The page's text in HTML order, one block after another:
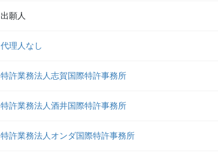
出願人
代理人なし
特許業務法人志賀国際特許事務所
特許業務法人酒井国際特許事務所
特許業務法人オンダ国際特許事務所